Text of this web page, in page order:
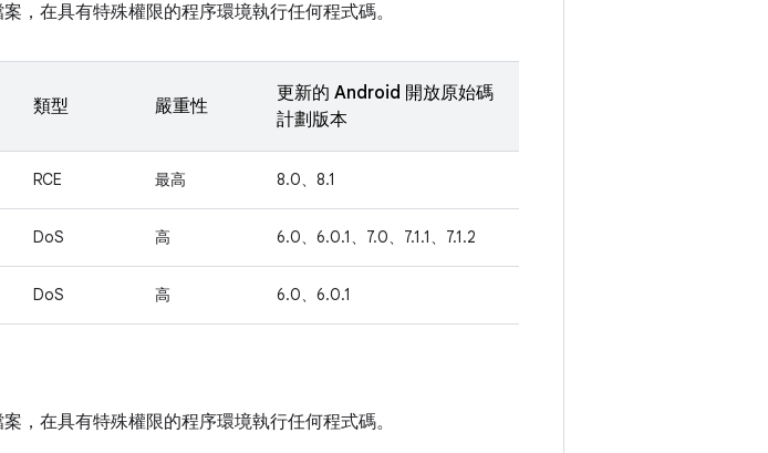
，在具有特殊權限的程序環境執行任何程式碼。
類型 嚴重性
更新的 Android 開放原始碼
計劃版本
RCE 最高 8.0、8.1
DoS 高 6.0、6.0.1、7.0、7.1.1、7.1.2
DoS 高 6.0、6.0.1
，在具有特殊權限的程序環境執行任何程式碼。